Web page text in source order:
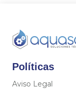
Políticas
Aviso Legal